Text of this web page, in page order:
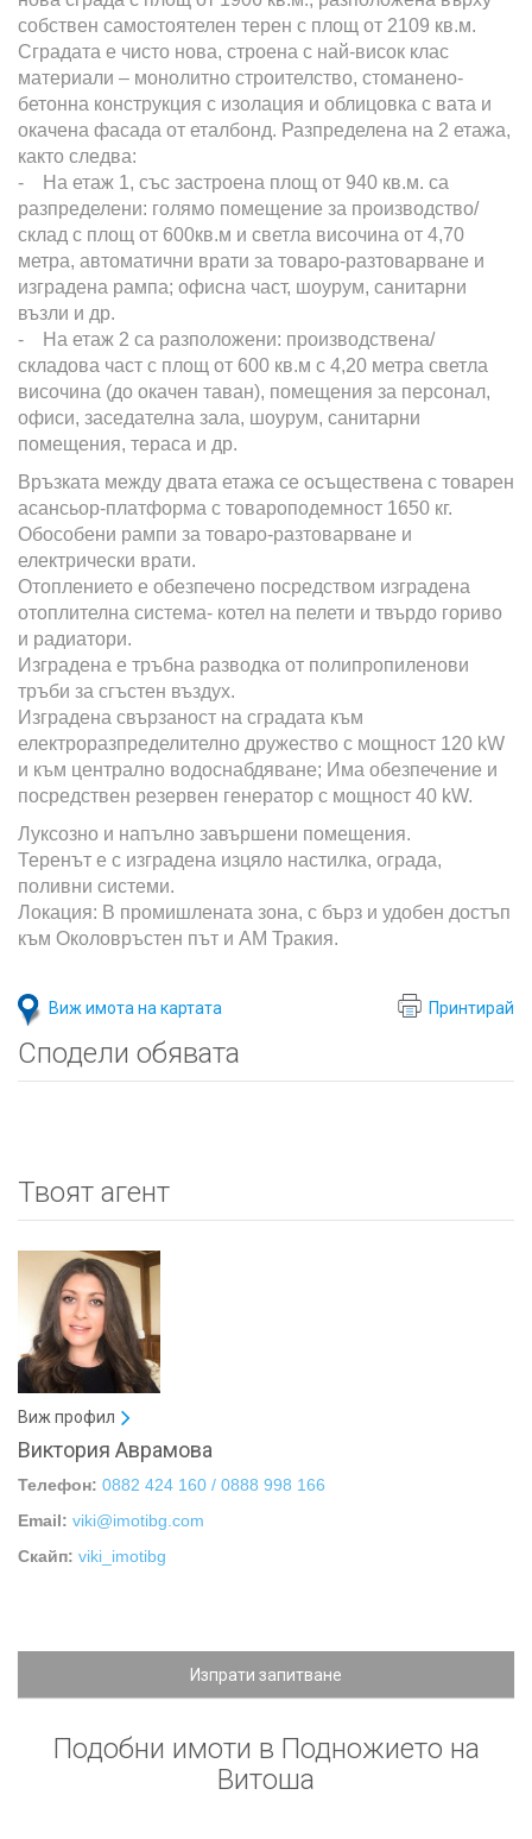
собствен самостоятелен терен с площ от 2109 кв.м.
Сградата е чисто нова, строена с най-висок клас
материали – монолитно строителство, стоманено-
бетонна конструкция с изолация и облицовка с вата и
окачена фасада от еталбонд. Разпределена на 2 етажа,
както следва:
- На етаж 1, със застроена площ от 940 кв.м. са
разпределени: голямо помещение за производство/
склад с площ от 600кв.м и светла височина от 4,70
метра, автоматични врати за товаро-разтоварване и
изградена рампа; офисна част, шоурум, санитарни
възли и др.
- На етаж 2 са разположени: производствена/
складова част с площ от 600 кв.м с 4,20 метра светла
височина (до окачен таван), помещения за персонал,
офиси, заседателна зала, шоурум, санитарни
помещения, тераса и др.
Връзката между двата етажа се осъществена с товарен
асансьор-платформа с товароподемност 1650 кг.
Обособени рампи за товаро-разтоварване и
електрически врати.
Отоплението е обезпечено посредством изградена
отоплителна система- котел на пелети и твърдо гориво
и радиатори.
Изградена е тръбна разводка от полипропиленови
тръби за сгъстен въздух.
Изградена свързаност на сградата към
електроразпределително дружество с мощност 120 kW
и към централно водоснабдяване; Има обезпечение и
посредствен резервен генератор с мощност 40 kW.
Луксозно и напълно завършени помещения.
Теренът е с изградена изцяло настилка, ограда,
поливни системи.
Локация: В промишлената зона, с бърз и удобен достъп
към Околовръстен път и АМ Тракия.
Виж имота на картата Принтирай
Сподели обявата
Твоят агент
Виж профил
Виктория Аврамова
Телефон: 0882 424 160 / 0888 998 166
Email: viki@imotibg.com
Скайп: viki_imotibg
Изпрати запитване
Подобни имоти в Подножието на
Витоша